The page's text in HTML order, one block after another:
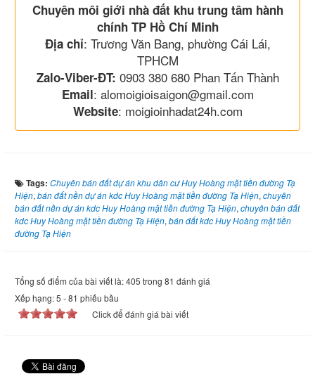
Chuyên môi giới nhà đất khu trung tâm hành
chính TP Hồ Chí Minh
Địa chỉ: Trương Văn Bang, phường Cái Lái,
TPHCM
Zalo-Viber-ĐT: 0903 380 680 Phan Tấn Thành
Email: alomoigioisaigon@gmail.com
Website: moigioinhadat24h.com
Tags: Chuyên bán đất dự án khu dân cư Huy Hoàng mặt tiền đường Tạ
Hiện, bán đất nền dự án kdc Huy Hoàng mặt tiền đường Tạ Hiện, chuyên
bán đất nền dự án kdc Huy Hoàng mặt tiền đường Tạ Hiện, chuyên bán đất
kdc Huy Hoàng mặt tiền đường Tạ Hiện, bán đất kdc Huy Hoàng mặt tiền
đường Tạ Hiện
Tổng số điểm của bài viết là: 405 trong 81 đánh giá
Xếp hạng:5 -81 phiếu bầu
Click để đánh giá bài viết